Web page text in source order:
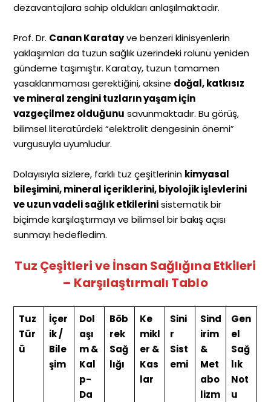
dezavantajlara sahip oldukları anlaşılmaktadır.
Prof. Dr. Canan Karatayve benzeri klinisyenlerin
yaklaşımları da tuzun sağlık üzerindeki rolünü yeniden
gündeme taşımıştır. Karatay, tuzun tamamen
yasaklanmaması gerektiğini, aksine doğal, katkısız
ve mineral zengini tuzların yaşam için
vazgeçilmez olduğunu savunmaktadır. Bu görüş,
bilimsel literatürdeki “elektrolit dengesinin önemi”
vurgusuyla uyumludur.
Dolayısıyla sizlere, farklı tuz çeşitlerinin kimyasal
bileşimini, mineral içeriklerini, biyolojik işlevlerini
ve uzun vadeli sağlık etkilerinisistematik bir
biçimde karşılaştırmayı ve bilimsel bir bakış açısı
sunmayı hedefledim.
Tuz Çeşitleri ve İnsan Sağlığına Etkileri
– Karşılaştırmalı Tablo
Tuz
Tür
ü
İçer
ik /
Bile
şim
Dol
aşı
m &
Kal
p-
Da
Böb
rek
Sağ
lığı
Ke
mikl
er &
Kas
lar
Sini
r
Sist
emi
Sind
irim
&
Met
abo
lizm
Gen
el
Sağ
lık
Not
u